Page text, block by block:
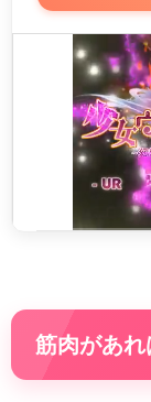
筋肉があ